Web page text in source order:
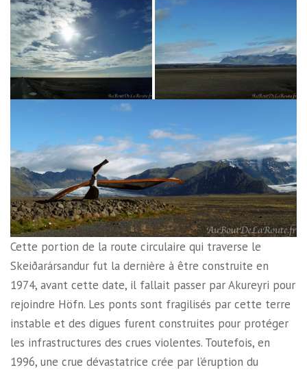
Cette portion de la route circulaire qui traverse le
Skeiðarársandur fut la dernière à être construite en
1974, avant cette date, il fallait passer par Akureyri pour
rejoindre Höfn. Les ponts sont fragilisés par cette terre
instable et des digues furent construites pour protéger
les infrastructures des crues violentes. Toutefois, en
1996, une crue dévastatrice crée par l’éruption du